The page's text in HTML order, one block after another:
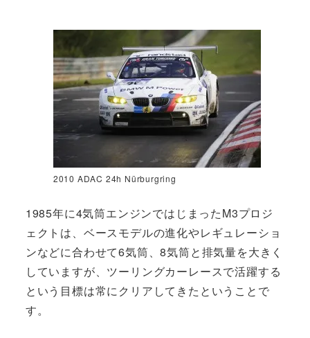
2010 ADAC 24h Nürburgring
1985年に4気筒エンジンではじまったM3プロジ
ェクトは、ベースモデルの進化やレギュレーショ
ンなどに合わせて6気筒、8気筒と排気量を大きく
していますが、ツーリングカーレースで活躍する
という目標は常にクリアしてきたということで
す。